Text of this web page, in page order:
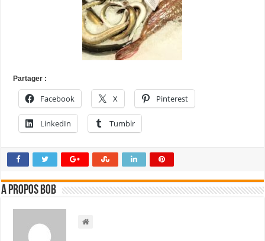
Partager :
Facebook X Pinterest
LinkedIn Tumblr
A propos bOb